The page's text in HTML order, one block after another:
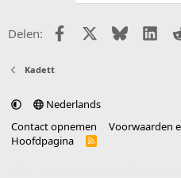
Delen: FacebookX (Twitter)
Bluesky
Kadett
Nederlands
Contact opnemen
Voorwaarden
Hoofdpagina
R